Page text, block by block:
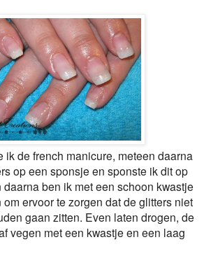
ik de french manicure, meteen daarna
op een sponsje en sponste ik dit op
ben ik met een schoon kwastje
ervoor te zorgen dat de glitters niet
gaan zitten. Even laten drogen, de
vegen met een kwastje en een laag